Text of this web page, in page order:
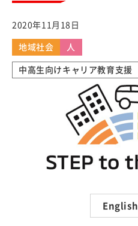
2020年11月18日
地域社会 人
中高生向けキャリア教育支援
English